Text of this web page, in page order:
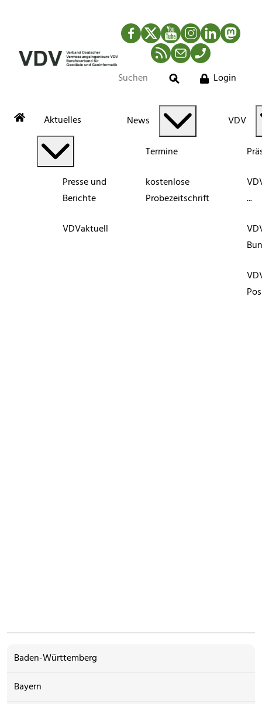
Facebook
TwitterYouTubeInstagram
LinkedIn
RSS-Newsfeed
MailTelefon
Suche
Login
Aktuelles
Presse und
Berichte
VDVaktuell
News
Termine
kostenlose
Probezeitschrift
VDV
...
Baden-Württemberg
Bayern